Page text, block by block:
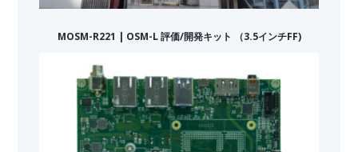
MOSM-R221 | OSM-L 評価/開発キット （3.5インチFF)